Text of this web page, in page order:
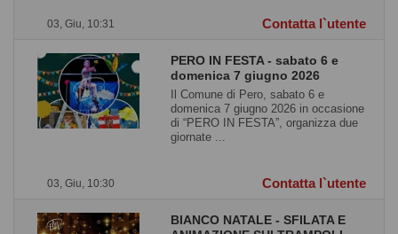
03, Giu, 10:31 Contatta l`utente
03, Giu, 10:30
PERO IN FESTA - sabato 6 e
domenica 7 giugno 2026
Il Comune di Pero, sabato 6 e
domenica 7 giugno 2026 in occasione
di “PERO IN FESTA”, organizza due
giornate ...
Contatta l`utente
BIANCO NATALE - SFILATA E